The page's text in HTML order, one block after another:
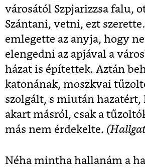
városától Szpjarizzsa falu,
Szántani, vetni, ezt
emlegette az anyja, hogy
elengedni az apjával a
házat is építettek. Aztán
katonának, moszkvai
szolgált, s miután hazatért,
akart másról, csak a
más nem érdekelte.
Néha mintha hallanám a